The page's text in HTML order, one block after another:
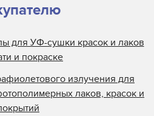
для УФ-сушки красок и лаков
и покраске
излучения для
лаков, красок и